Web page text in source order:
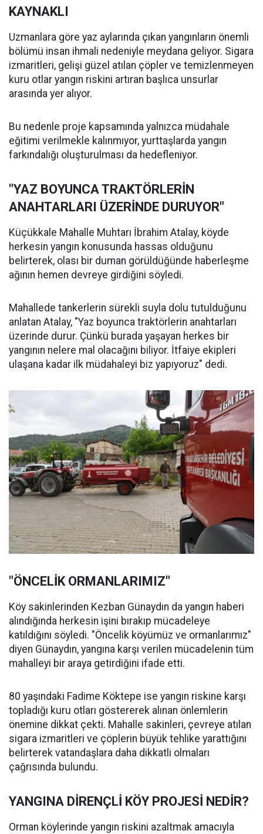
KAYNAKLI
Uzmanlara göre yaz aylarında çıkan yangınların önemli
bölümü insan ihmali nedeniyle meydana geliyor. Sigara
izmaritleri, gelişi güzel atılan çöpler ve temizlenmeyen
kuru otlar yangın riskini artıran başlıca unsurlar
arasında yer alıyor.
Bu nedenle proje kapsamında yalnızca müdahale
eğitimi verilmekle kalınmıyor, yurttaşlarda yangın
farkındalığı oluşturulması da hedefleniyor.
"YAZ BOYUNCA TRAKTÖRLERİN
ANAHTARLARI ÜZERİNDE DURUYOR"
Küçükkale Mahalle Muhtarı İbrahim Atalay, köyde
herkesin yangın konusunda hassas olduğunu
belirterek, olası bir duman görüldüğünde haberleşme
ağının hemen devreye girdiğini söyledi.
Mahallede tankerlerin sürekli suyla dolu tutulduğunu
anlatan Atalay, "Yaz boyunca traktörlerin anahtarları
üzerinde durur. Çünkü burada yaşayan herkes bir
yangının nelere mal olacağını biliyor. İtfaiye ekipleri
ulaşana kadar ilk müdahaleyi biz yapıyoruz" dedi.
"ÖNCELİK ORMANLARIMIZ"
Köy sakinlerinden Kezban Günaydın da yangın haberi
alındığında herkesin işini bırakıp mücadeleye
katıldığını söyledi. "Öncelik köyümüz ve ormanlarımız"
diyen Günaydın, yangına karşı verilen mücadelenin tüm
mahalleyi bir araya getirdiğini ifade etti.
80 yaşındaki Fadime Köktepe ise yangın riskine karşı
topladığı kuru otları göstererek alınan önlemlerin
önemine dikkat çekti. Mahalle sakinleri, çevreye atılan
sigara izmaritleri ve çöplerin büyük tehlike yarattığını
belirterek vatandaşlara daha dikkatli olmaları
çağrısında bulundu.
YANGINA DİRENÇLİ KÖY PROJESİ NEDİR?
Orman köylerinde yangın riskini azaltmak amacıyla